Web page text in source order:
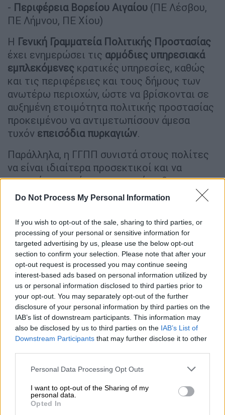
Do Not Process My Personal Information
If you wish to opt-out of the sale, sharing to third parties, or
processing of your personal or sensitive information for
targeted advertising by us, please use the below opt-out
section to confirm your selection. Please note that after your
opt-out request is processed you may continue seeing
interest-based ads based on personal information utilized by
us or personal information disclosed to third parties prior to
your opt-out. You may separately opt-out of the further
disclosure of your personal information by third parties on the
IAB’s list of downstream participants. This information may
also be disclosed by us to third parties on the IAB’s List of
Downstream Participants that may further disclose it to other
Please note that this website/app uses one or more Google
not limited to your visit or usage behaviour. You may click to
grant or deny consent to Google and its third-party tags to
use your data for below specified purposes in below Google
Personal Data Processing Opt Outs
I want to opt-out of the Sharing of my
personal data.
Opted In
- Περιφέρεια Βορείου Αιγαίου (ΠΕ Λέσβου,
ΠΕ Λήμνου, ΠΕ Χίου)
Η Γενική Γραμματεία Πολιτικής Προστασίας
έχει ενημερώσει τις αρμόδιες υπηρεσιακά
εμπλεκόμενες κρατικές υπηρεσίες, καθώς
και τις περιφέρειες και τους δήμους των
ανωτέρω περιοχών, ώστε να βρίσκονται σε
αυξημένη ετοιμότητα πολιτικής προστασίας
προκειμένου να αντιμετωπίσουν άμεσα
τυχόν επεισόδια πυρκαγιών.
Παράλληλα, η ΓΓΠΠ συνιστά στους πολίτες
να είναι ιδιαίτερα προσεκτικοί και να
αποφεύγουν ενέργειες στην ύπαιθρο που
μπορούν να προκαλέσουνπυρκαγιά
κλαδιών ή υπολειμμάτων καθαρισμού, η
χρήση μηχανημάτων που προκαλούν
σπινθήρες, όπως δισκοπρίονα, συσκευές
συγκόλλησης, η χρήση υπαίθριων ψησταριών,
το κάπνισμα μελισσών, η απόρριψη
αναμμένων τσιγάρων, κ.ά. Επίσης,
υπενθυμίζεται ότι κατά τη διάρκεια της
αντιπυρικής περιόδου απαγορεύεται η καύση
των αγρών.
Ταυτόχρονα, για τις
παραπάνω περιοχές
Πολιτικής Προστασίας για την αντιμετώπιση
κινδύνων λόγω δασικών πυρκαγιών,
σύμφωνα με το οποίο, μεταξύ άλλων,
προβλέπεται, η εφαρμογή του μέτρου της